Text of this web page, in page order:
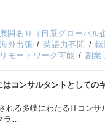
開あり（日系グローバル
海外出張 英語力不問 転
リモートワーク可能 副業
コンサルタントとしての
れる多岐にわたるITコンサ
ラ…